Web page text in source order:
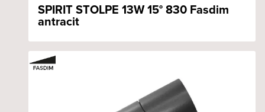
SPIRIT STOLPE 13W 15° 830 Fasdim
antracit